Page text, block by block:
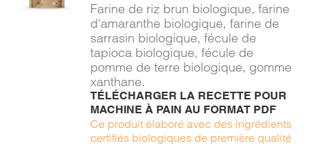
Farine de riz brun biologique, farine
d'amaranthe biologique, farine de
sarrasin biologique, fécule de
tapioca biologique, fécule de
pomme de terre biologique, gomme
xanthane.
TÉLÉCHARGER LA RECETTE POUR
MACHINE À PAIN AU FORMAT PDF
Ce produit élaboré avec des ingrédients
certifiés biologiques de première qualité